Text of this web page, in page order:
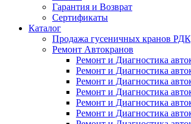
Гарантия и Возврат
Сертификаты
Каталог
Продажа гусеничных кранов
Ремонт Автокранов
Ремонт и Диагностика
Ремонт и Диагностика
Ремонт и Диагностика
Ремонт и Диагностика
Ремонт и Диагностика
Ремонт и Диагностика